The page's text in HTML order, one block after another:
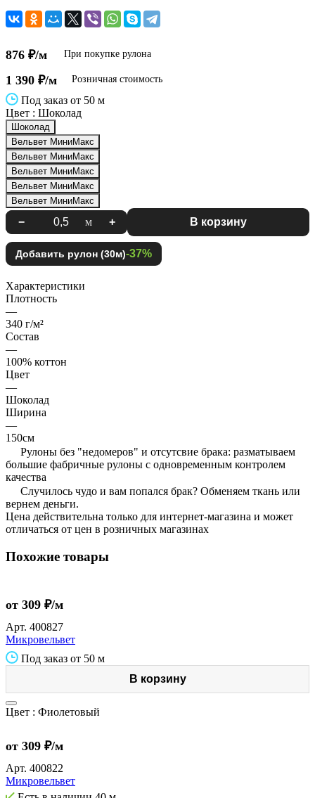
876 ₽/м При покупке рулона
1 390 ₽/м Розничная стоимость
Под заказ от 50 м
Цвет : Шоколад
Шоколад
Вельвет МиниМакс
Вельвет МиниМакс
Вельвет МиниМакс
Вельвет МиниМакс
Вельвет МиниМакс
− м + В корзину
Добавить рулон (30м)-37%
Характеристики
Плотность
—
340 г/м²
Состав
—
100% коттон
Цвет
—
Шоколад
Ширина
—
150см
Рулоны без "недомеров" и отсутсвие брака: разматываем
большие фабричные рулоны с одновременным контролем
качества
Случилось чудо и вам попался брак? Обменяем ткань или
вернем деньги.
Цена действительна только для интернет-магазина и может
отличаться от цен в розничных магазинах
Похожие товары
от 309 ₽/м
Арт. 400827
Микровельвет
Под заказ от 50 м
В корзину
Цвет : Фиолетовый
от 309 ₽/м
Арт. 400822
Микровельвет